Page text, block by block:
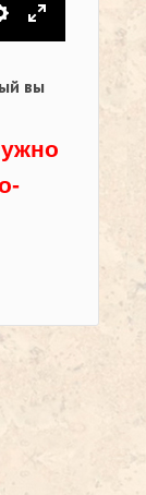
Настройки
На весь экран
вы